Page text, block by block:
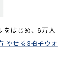
をはじめ、6万人
やせる3拍子ウォ